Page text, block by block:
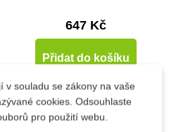
647 Kč
Přidat do košíku
Novinka
v souladu se zákony na vaše
cookies. Odsouhlaste
pro použití webu.